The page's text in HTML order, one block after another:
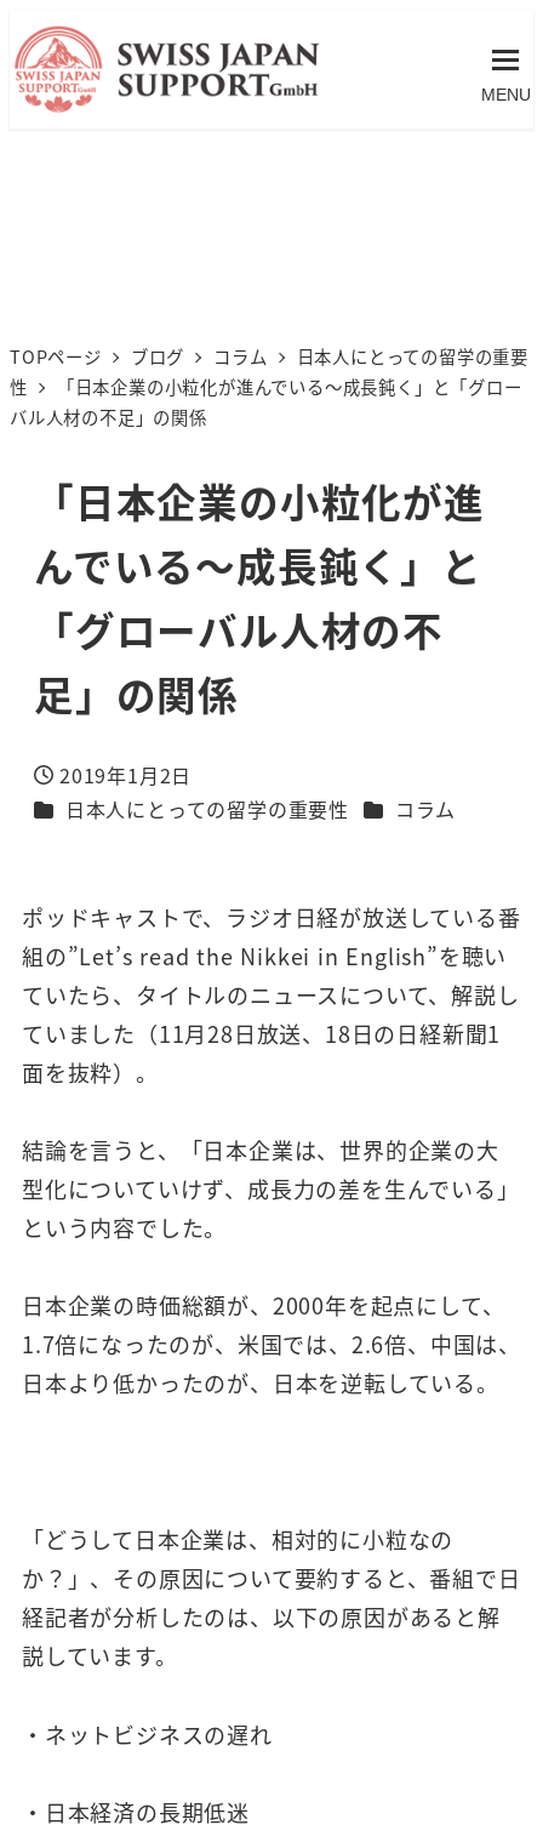
MENU
TOPページ ブログ コラム
日本人にとっての留学の重要
性
「日本企業の小粒化が進んでいる～成長鈍く」と「グロー
バル人材の不足」の関係
「日本企業の小粒化が進
んでいる～成長鈍く」と
「グローバル人材の不
足」の関係
投稿日
2019年1月2日
カテゴリー
日本人にとっての留学の重要性 カテゴリー
コラム
ポッドキャストで、ラジオ日経が放送している番
組の”Let’s read the Nikkei in English”を聴い
ていたら、タイトルのニュースについて、解説し
ていました（11月28日放送、18日の日経新聞1
面を抜粋）。
結論を言うと、「日本企業は、世界的企業の大
型化についていけず、成長力の差を生んでいる」
という内容でした。
日本企業の時価総額が、2000年を起点にして、
1.7倍になったのが、米国では、2.6倍、中国は、
日本より低かったのが、日本を逆転している。
「どうして日本企業は、相対的に小粒なの
か？」、その原因について要約すると、番組で日
経記者が分析したのは、以下の原因があると解
説しています。
・ネットビジネスの遅れ
・日本経済の長期低迷